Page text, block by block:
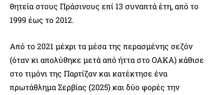
θητεία στους Πράσινους επί 13 συναπτά έτη, από το
1999 έως το 2012.
Από το 2021 μέχρι τα μέσα της περασμένης σεζόν
(όταν κι απολύθηκε μετά από ήττα στο ΟΑΚΑ) κάθισε
στο τιμόνι της Παρτίζαν και κατέκτησε ένα
πρωτάθλημα Σερβίας (2025) και δύο φορές την